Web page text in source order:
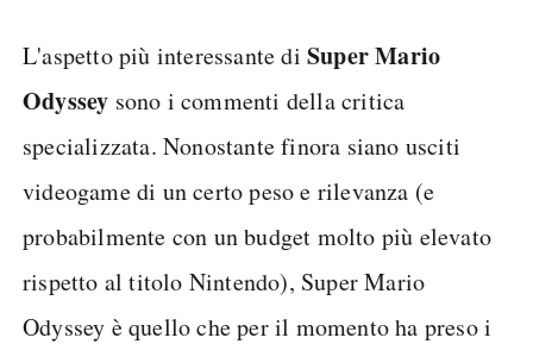
L'aspetto più interessante di Super Mario
Odyssey sono i commenti della critica
specializzata. Nonostante finora siano usciti
videogame di un certo peso e rilevanza (e
probabilmente con un budget molto più elevato
rispetto al titolo Nintendo), Super Mario
Odyssey è quello che per il momento ha preso i